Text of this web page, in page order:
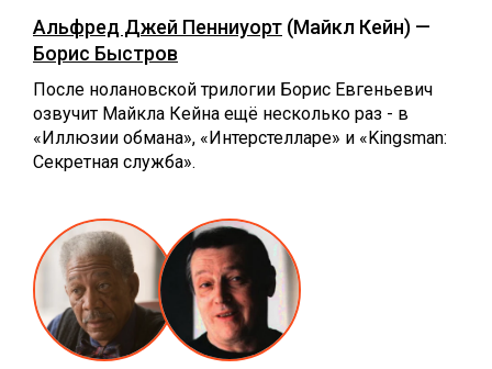
Альфред Джей Пенниуорт (Майкл Кейн) —
Борис Быстров
После нолановской трилогии Борис Евгеньевич
озвучит Майкла Кейна ещё несколько раз - в
«Иллюзии обмана», «Интерстелларе» и «Kingsman:
Секретная служба».